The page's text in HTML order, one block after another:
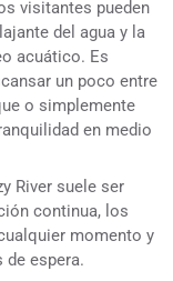
visitantes pueden
del agua y la
acuático. Es
un poco entre
o simplemente
en medio
River suele ser
continua, los
momento y
espera.